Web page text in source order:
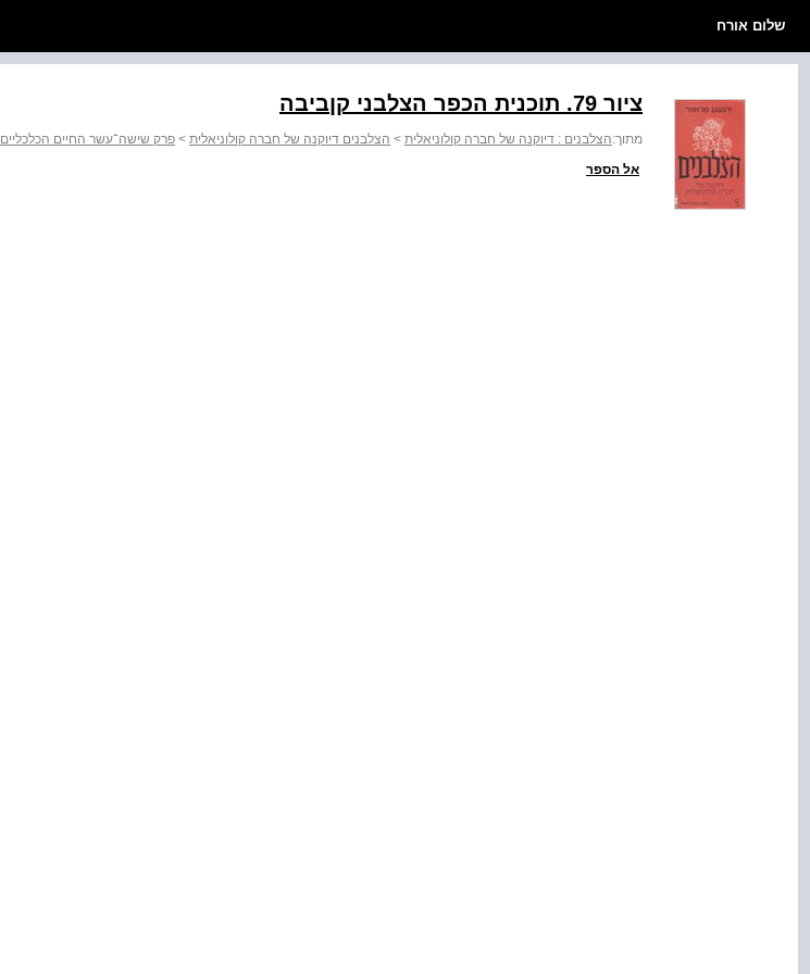
שלום אורח
ציור ‭.79‬ תוכנית הכפר הצלבני קןביבה
מתוך:הצלבנים : דיוקנה של חברה קולוניאלית > הצלבנים דיוקנה של חברה קולוניאלית > פרק שישה־עשר החיים הכלכליים
אל הספר